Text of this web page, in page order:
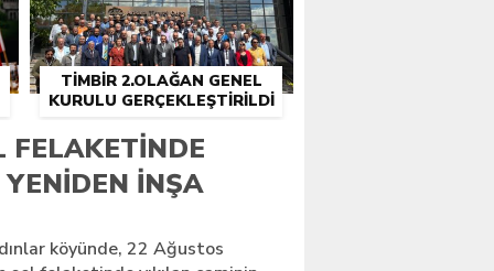
TİMBİR 2.OLAĞAN GENEL
KURULU GERÇEKLEŞTIRILDI
FELAKETINDE
INŞA
köyünde, 22 Ağustos